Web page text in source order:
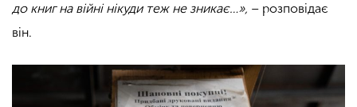
до книг на війні нікуди теж не зникає…», – розповідає
він.